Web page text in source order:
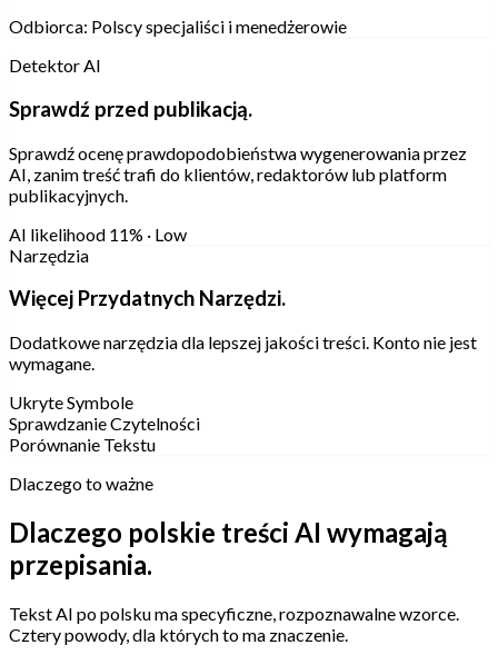
Odbiorca: Polscy specjaliści i menedżerowie
Detektor AI
Sprawdź przed publikacją.
Sprawdź ocenę prawdopodobieństwa wygenerowania przez
AI, zanim treść trafi do klientów, redaktorów lub platform
publikacyjnych.
AI likelihood 11% · Low
Narzędzia
Więcej Przydatnych Narzędzi.
Dodatkowe narzędzia dla lepszej jakości treści. Konto nie jest
wymagane.
Ukryte Symbole
Sprawdzanie Czytelności
Porównanie Tekstu
Dlaczego to ważne
Dlaczego polskie treści AI wymagają
przepisania.
Tekst AI po polsku ma specyficzne, rozpoznawalne wzorce.
Cztery powody, dla których to ma znaczenie.